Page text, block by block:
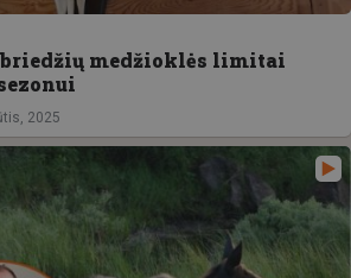
briedžių medžioklės limitai
2025